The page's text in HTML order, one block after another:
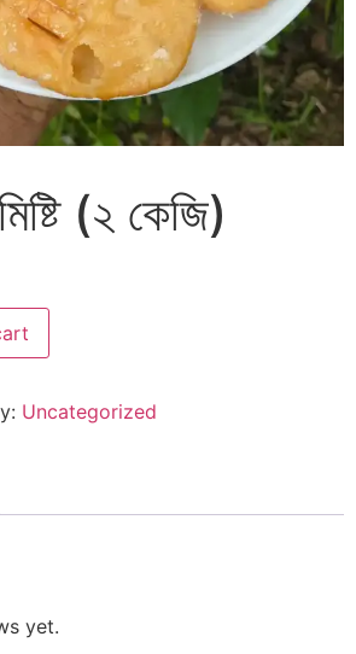
(২ কেজি)
Uncategorized
yet.